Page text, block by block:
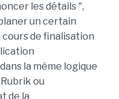
les détails ",
un certain
de finalisation
la même logique
ou
de la